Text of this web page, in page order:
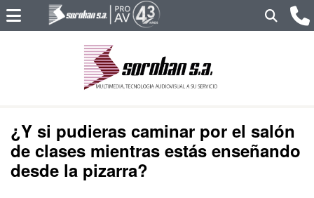
¿Y si pudieras caminar por el salón
de clases mientras estás enseñando
desde la pizarra?